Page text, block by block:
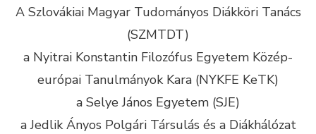
A Szlovákiai Magyar Tudományos Diákköri Tanács
(SZMTDT)
a Nyitrai Konstantin Filozófus Egyetem Közép-
európai Tanulmányok Kara (NYKFE KeTK)
a Selye János Egyetem (SJE)
a Jedlik Ányos Polgári Társulás és a Diákhálózat